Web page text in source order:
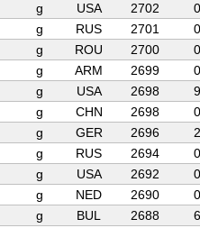
g USA 2702
0
g RUS 2701
0
g ROU 2700
0
g ARM 2699
0
g USA 2698
9
g CHN 2698
0
g GER 2696
2
g RUS 2694
0
g USA 2692
0
g NED 2690
0
g BUL 2688
6